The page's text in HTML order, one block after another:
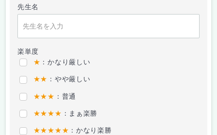
先生名
楽単度
★ ：かなり厳しい
★★ ：やや厳しい
★★★ ：普通
★★★★ ：まぁ楽勝
★★★★★ ：かなり楽勝